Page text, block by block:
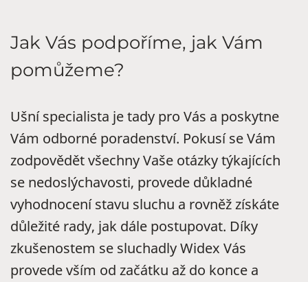
Jak Vás podpoříme, jak Vám
pomůžeme?
Ušní specialista je tady pro Vás a poskytne
Vám odborné poradenství. Pokusí se Vám
zodpovědět všechny Vaše otázky týkajících
se nedoslýchavosti, provede důkladné
vyhodnocení stavu sluchu a rovněž získáte
důležité rady, jak dále postupovat. Díky
zkušenostem se sluchadly Widex Vás
provede vším od začátku až do konce a